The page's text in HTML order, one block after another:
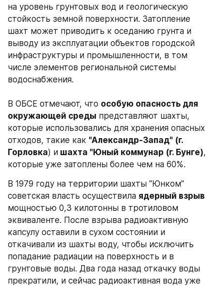
на уровень грунтовых вод и геологическую
стойкость земной поверхности. Затопление
шахт может приводить к оседанию грунта и
выводу из эксплуатации объектов городской
инфраструктуры и промышленности, в том
числе элементов региональной системы
водоснабжения.
В ОБСЕ отмечают, что особую опасность для
окружающей среды представляют шахты,
которые использовались для хранения опасных
отходов, такие как "Александр-Запад" (г.
Горловка) и шахта "Юный коммунар (г. Бунге),
которые уже затоплены более чем на 60%.
В 1979 году на территории шахты "Юнком"
советская власть осуществила
мощностью 0,3 килотонны в тротиловом
эквиваленте. После взрыва радиоактивную
капсулу оставили в сухом состоянии и
откачивали из шахты воду, чтобы исключить
попадание радиации на поверхность и в
грунтовые воды. Два года назад откачку воды
прекратили, и сейчас радиоактивная вода уже